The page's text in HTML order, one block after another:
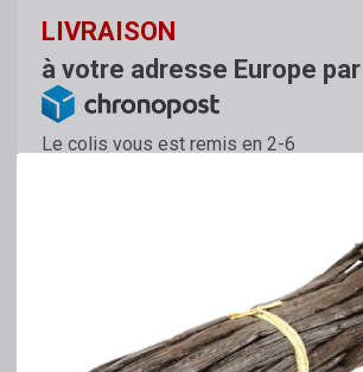
LIVRAISON
à votre adresse Europe par
Le colis vous est remis en 2-6
commande sont consultables sur
sur 24 et 7 jours sur 7, sur l'outil de
https://www.chronopost.fr/fr/suivi-